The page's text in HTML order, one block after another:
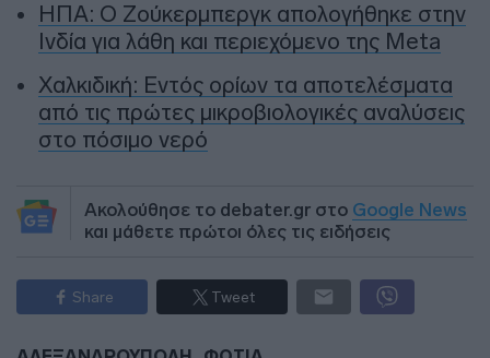
ΗΠΑ: Ο Ζούκερμπεργκ απολογήθηκε στην
Ινδία για λάθη και περιεχόμενο της Meta
Χαλκιδική: Εντός ορίων τα αποτελέσματα
από τις πρώτες μικροβιολογικές αναλύσεις
στο πόσιμο νερό
Ακολούθησε το debater.gr στο Google News
και μάθετε πρώτοι όλες τις ειδήσεις
Share Tweet